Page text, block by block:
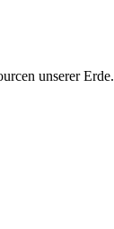
unserer Erde.